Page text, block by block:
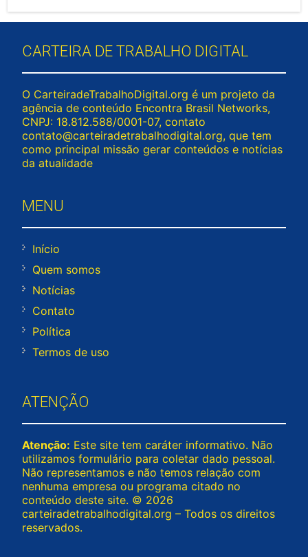
CARTEIRA DE TRABALHO DIGITAL
O CarteiradeTrabalhoDigital.org é um projeto da
agência de conteúdo Encontra Brasil Networks,
CNPJ: 18.812.588/0001-07, contato
contato@carteiradetrabalhodigital.org, que tem
como principal missão gerar conteúdos e notícias
da atualidade
MENU
Início
Quem somos
Notícias
Contato
Política
Termos de uso
ATENÇÃO
Atenção: Este site tem caráter informativo. Não
utilizamos formulário para coletar dado pessoal.
Não representamos e não temos relação com
nenhuma empresa ou programa citado no
conteúdo deste site. © 2026
carteiradetrabalhodigital.org – Todos os direitos
reservados.